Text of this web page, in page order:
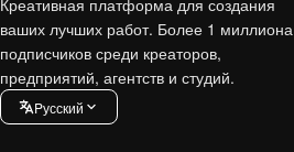
Креативная платформа для создания
ваших лучших работ. Более 1 миллиона
подписчиков среди креаторов,
предприятий, агентств и студий.
Pусский